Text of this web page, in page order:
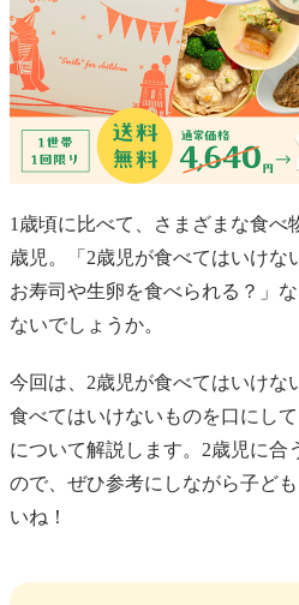
1歳頃に比べて、さまざまな食べ
歳児。「2歳児が食べてはいけな
お寿司や生卵を食べられる？」
ないでしょうか。
今回は、2歳児が食べてはいけな
食べてはいけないものを口にし
について解説します。2歳児に合
ので、ぜひ参考にしながら子ど
いね！